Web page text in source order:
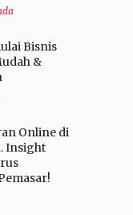
Bisnis
&
Online di
Insight